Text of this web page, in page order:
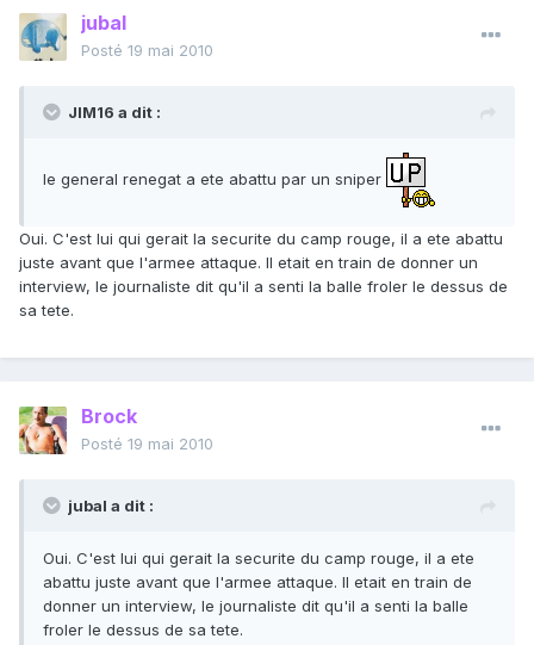
jubal
Posté 19 mai 2010
JIM16 a dit :
le general renegat a ete abattu par un sniper
Oui. C'est lui qui gerait la securite du camp rouge, il a ete abattu
juste avant que l'armee attaque. Il etait en train de donner un
interview, le journaliste dit qu'il a senti la balle froler le dessus de
sa tete.
Brock
Posté 19 mai 2010
jubal a dit :
Oui. C'est lui qui gerait la securite du camp rouge, il a ete
abattu juste avant que l'armee attaque. Il etait en train de
donner un interview, le journaliste dit qu'il a senti la balle
froler le dessus de sa tete.